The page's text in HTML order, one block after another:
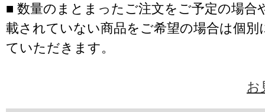
■ 数量のまとまったご注文をご予定の場合
載されていない商品をご希望の場合は個別
ていただきます。
お